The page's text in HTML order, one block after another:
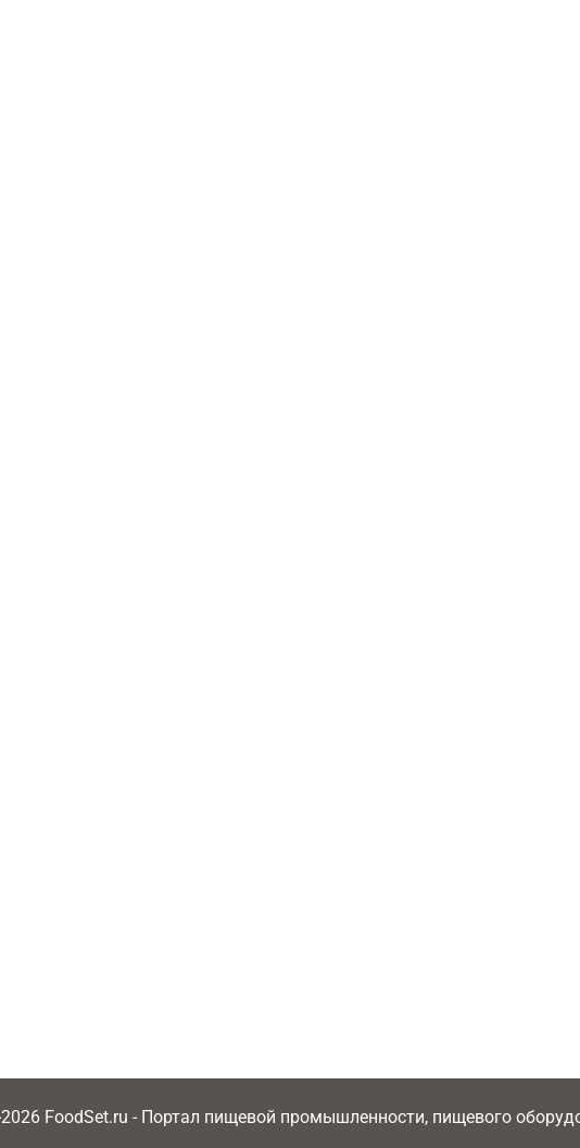
FoodSet.ru - Портал пищевой промышленности, пищевого